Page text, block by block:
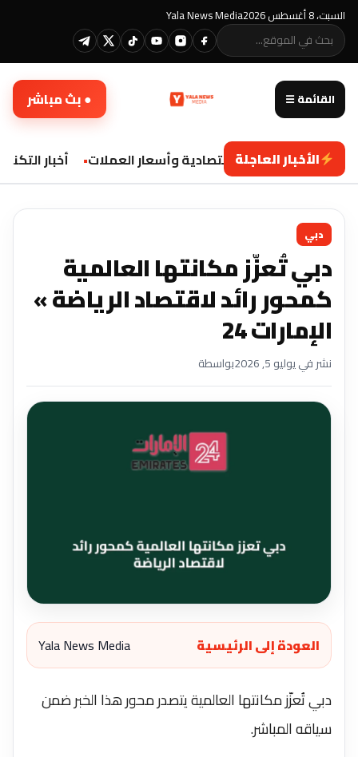
السبت، 8 أغسطس 2026 Yala News Media
القائمة ☰ ● بث مباشر
الأخبار العاجلة
تحديثات اقتصادية وأسعار العملات أخبار
دبي
دبي تُعزّز مكانتها العالمية
كمحور رائد لاقتصاد الرياضة »
الإمارات 24
نشر في يوليو 5, 2026 بواسطة
العودة إلى الرئيسية Yala News Media
دبي تُعزّز مكانتها العالمية يتصدر محور هذا الخبر ضمن
سياقه المباشر.